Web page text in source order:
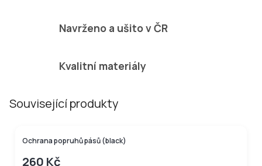
Navrženo a ušito v ČR
Kvalitní materiály
Související produkty
Ochrana popruhů pásů (black)
260 Kč